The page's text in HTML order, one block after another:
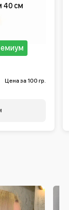
40 см
Цена за 100 гр.